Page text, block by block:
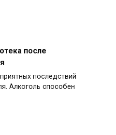
после
последствий
Алкоголь способен